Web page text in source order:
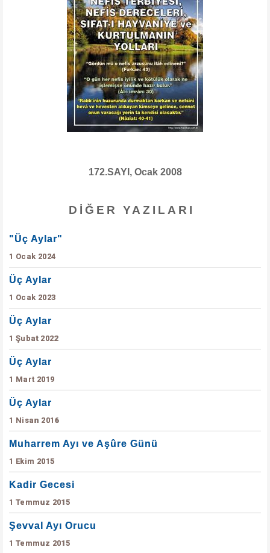
172.SAYI, Ocak 2008
DIĞER YAZILARI
"Üç Aylar"
1 Ocak 2024
Üç Aylar
1 Ocak 2023
Üç Aylar
1 Şubat 2022
Üç Aylar
1 Mart 2019
Üç Aylar
1 Nisan 2016
Muharrem Ayı ve Aşûre Günü
1 Ekim 2015
Kadir Gecesi
1 Temmuz 2015
Şevval Ayı Orucu
1 Temmuz 2015